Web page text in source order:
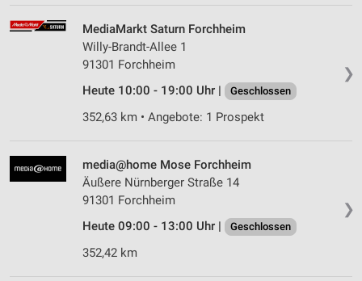
❯
MediaMarkt Saturn Forchheim
Willy-Brandt-Allee 1
91301 Forchheim
Heute 10:00 - 19:00 Uhr |
Geschlossen
352,63 km • Angebote: 1 Prospekt
❯
media@home Mose Forchheim
Äußere Nürnberger Straße 14
91301 Forchheim
Heute 09:00 - 13:00 Uhr |
Geschlossen
352,42 km